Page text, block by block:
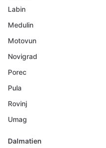
Labin
Medulin
Motovun
Novigrad
Porec
Pula
Rovinj
Umag
Dalmatien